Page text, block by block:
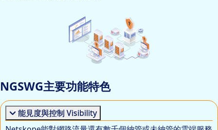
NGSWG主要功能特色
能見度與控制 Visibility